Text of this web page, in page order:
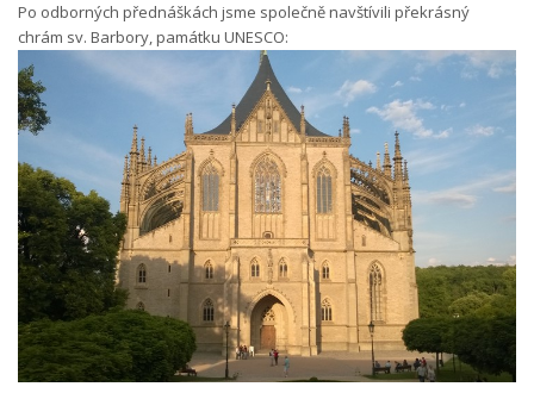
Po odborných přednáškách jsme společně navštívili překrásný
chrám sv. Barbory, památku UNESCO: